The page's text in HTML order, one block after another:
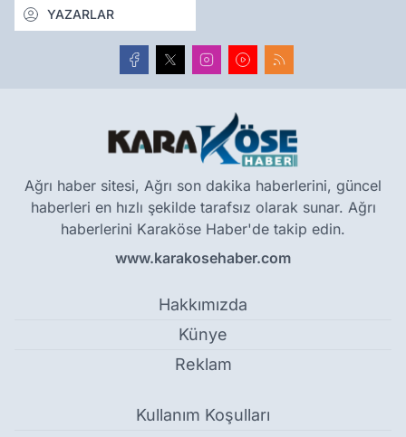
YAZARLAR
Ağrı haber sitesi, Ağrı son dakika haberlerini, güncel
haberleri en hızlı şekilde tarafsız olarak sunar. Ağrı
haberlerini Karaköse Haber'de takip edin.
www.karakosehaber.com
Hakkımızda
Künye
Reklam
Kullanım Koşulları